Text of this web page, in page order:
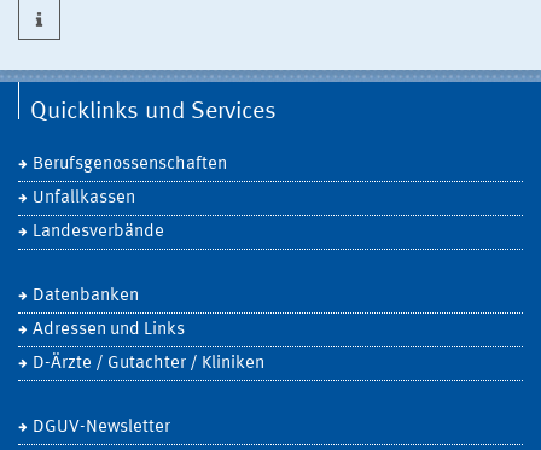
Quicklinks und Services
Berufsgenossenschaften
Unfallkassen
Landesverbände
Datenbanken
Adressen und Links
D-Ärzte / Gutachter / Kliniken
DGUV-Newsletter